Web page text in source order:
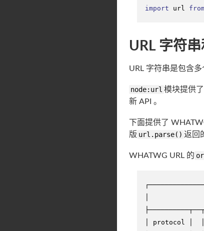
import url
URL 字符
URL 字符串是包含
node:url 模块提供
新 API 。
下面提供了
版 url.parse() 返回
WHATWG URL 的
│
│ protocol